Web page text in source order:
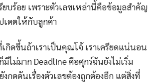
ยบร้อย เพราะตัวเลขเหล่านี้คือข้อมูลสำคัญ
เดตให้กับลูกค้า
กิดขึ้นถ้าเราเป็นคุณโจ้ เราเครียดแน่นอน
มีไม่มาก Deadline คือศุกร์ฉันยังไม่เริ่ม
งกดดันเรื่องตัวเลขต้องถูกต้องอีก แต่สิ่งที่